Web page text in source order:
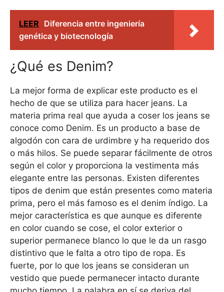
LEER Diferencia entre ingeniería
genética y biotecnología
¿Qué es Denim?
La mejor forma de explicar este producto es el
hecho de que se utiliza para hacer jeans. La
materia prima real que ayuda a coser los jeans se
conoce como Denim. Es un producto a base de
algodón con cara de urdimbre y ha requerido dos
o más hilos. Se puede separar fácilmente de otros
según el color y proporciona la vestimenta más
elegante entre las personas. Existen diferentes
tipos de denim que están presentes como materia
prima, pero el más famoso es el denim índigo. La
mejor característica es que aunque es diferente
en color cuando se cose, el color exterior o
superior permanece blanco lo que le da un rasgo
distintivo que le falta a otro tipo de ropa. Es
fuerte, por lo que los jeans se consideran un
vestido que puede permanecer intacto durante